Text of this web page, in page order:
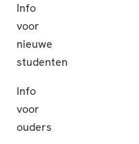
Info
voor
nieuwe
studenten
Info
voor
ouders